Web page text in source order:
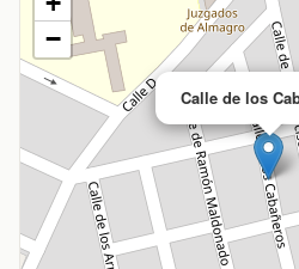
Calle de los
−